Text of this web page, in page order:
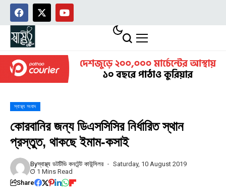
স্বাস্থ্য সংবাদ
কোরবানির জন্য ডিএসসিসির নির্ধারিত স্থান
প্রস্তুত, থাকছে ইমাম-কসাই
Byস্বাস্থ্য ডটটিভি কনটেন্ট কাউন্সিলর
Saturday, 10 August 2019
1 Mins Read
Share